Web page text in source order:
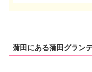
蒲田にある蒲田グラン